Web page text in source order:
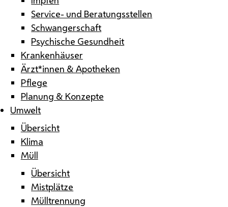
Service- und Beratungsstellen
Schwangerschaft
Psychische Gesundheit
Krankenhäuser
Ärzt*innen & Apotheken
Pflege
Planung & Konzepte
Umwelt
Übersicht
Klima
Müll
Übersicht
Mistplätze
Mülltrennung